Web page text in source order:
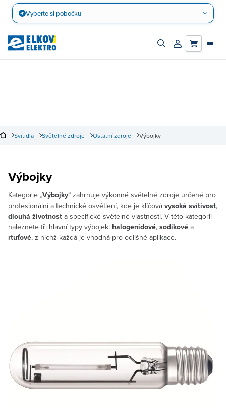
Přejít
obsah
Vyberte si pobočku
Zapnout/vypnout
Přihlásit/
Výbojky
Ostatní zdroje
Světelné zdroje
Svítidla
Výbojky
Kategorie „Výbojky“ zahrnuje výkonné světelné zdroje určené pro
profesionální a technické osvětlení, kde je klíčová vysoká svítivost,
dlouhá životnost a specifické světelné vlastnosti. V této kategorii
naleznete tři hlavní typy výbojek: halogenidové, sodíkové a
rtuťové, z nichž každá je vhodná pro odlišné aplikace.